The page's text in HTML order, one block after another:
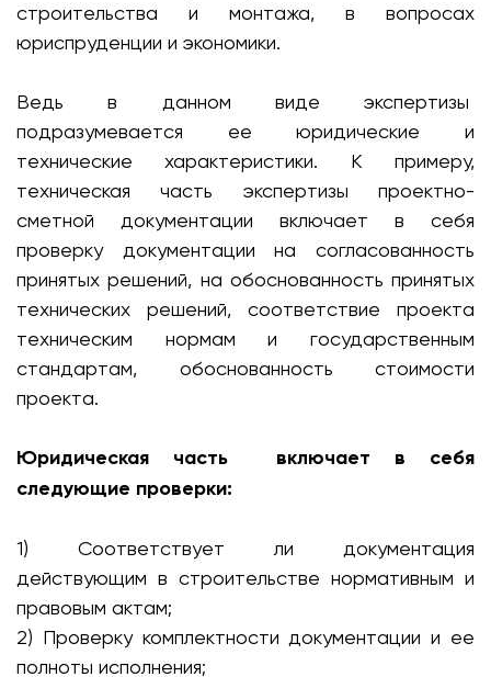
строительства и монтажа, в вопросах
юриспруденции и экономики.
Ведь в данном виде экспертизы
подразумевается ее юридические и
технические характеристики. К примеру,
техническая часть экспертизы проектно-
сметной документации включает в себя
проверку документации на согласованность
принятых решений, на обоснованность принятых
технических решений, соответствие проекта
техническим нормам и государственным
стандартам, обоснованность стоимости
проекта.
Юридическая часть включает в себя
следующие проверки:
1) Соответствует ли документация
действующим в строительстве нормативным и
правовым актам;
2) Проверку комплектности документации и ее
полноты исполнения;